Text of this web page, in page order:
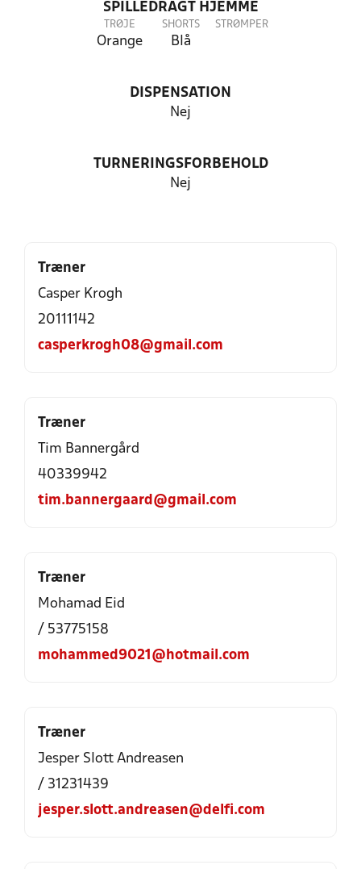
SPILLEDRAGT HJEMME
TRØJE
Orange
SHORTS
Blå
STRØMPER
DISPENSATION
Nej
TURNERINGSFORBEHOLD
Nej
Træner
Casper Krogh
20111142
casperkrogh08@gmail.com
Træner
Tim Bannergård
40339942
tim.bannergaard@gmail.com
Træner
Mohamad Eid
/ 53775158
mohammed9021@hotmail.com
Træner
Jesper Slott Andreasen
/ 31231439
jesper.slott.andreasen@delfi.com